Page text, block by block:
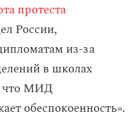
протеста
России,
из-за
в школах
что МИД
обеспокоенность».